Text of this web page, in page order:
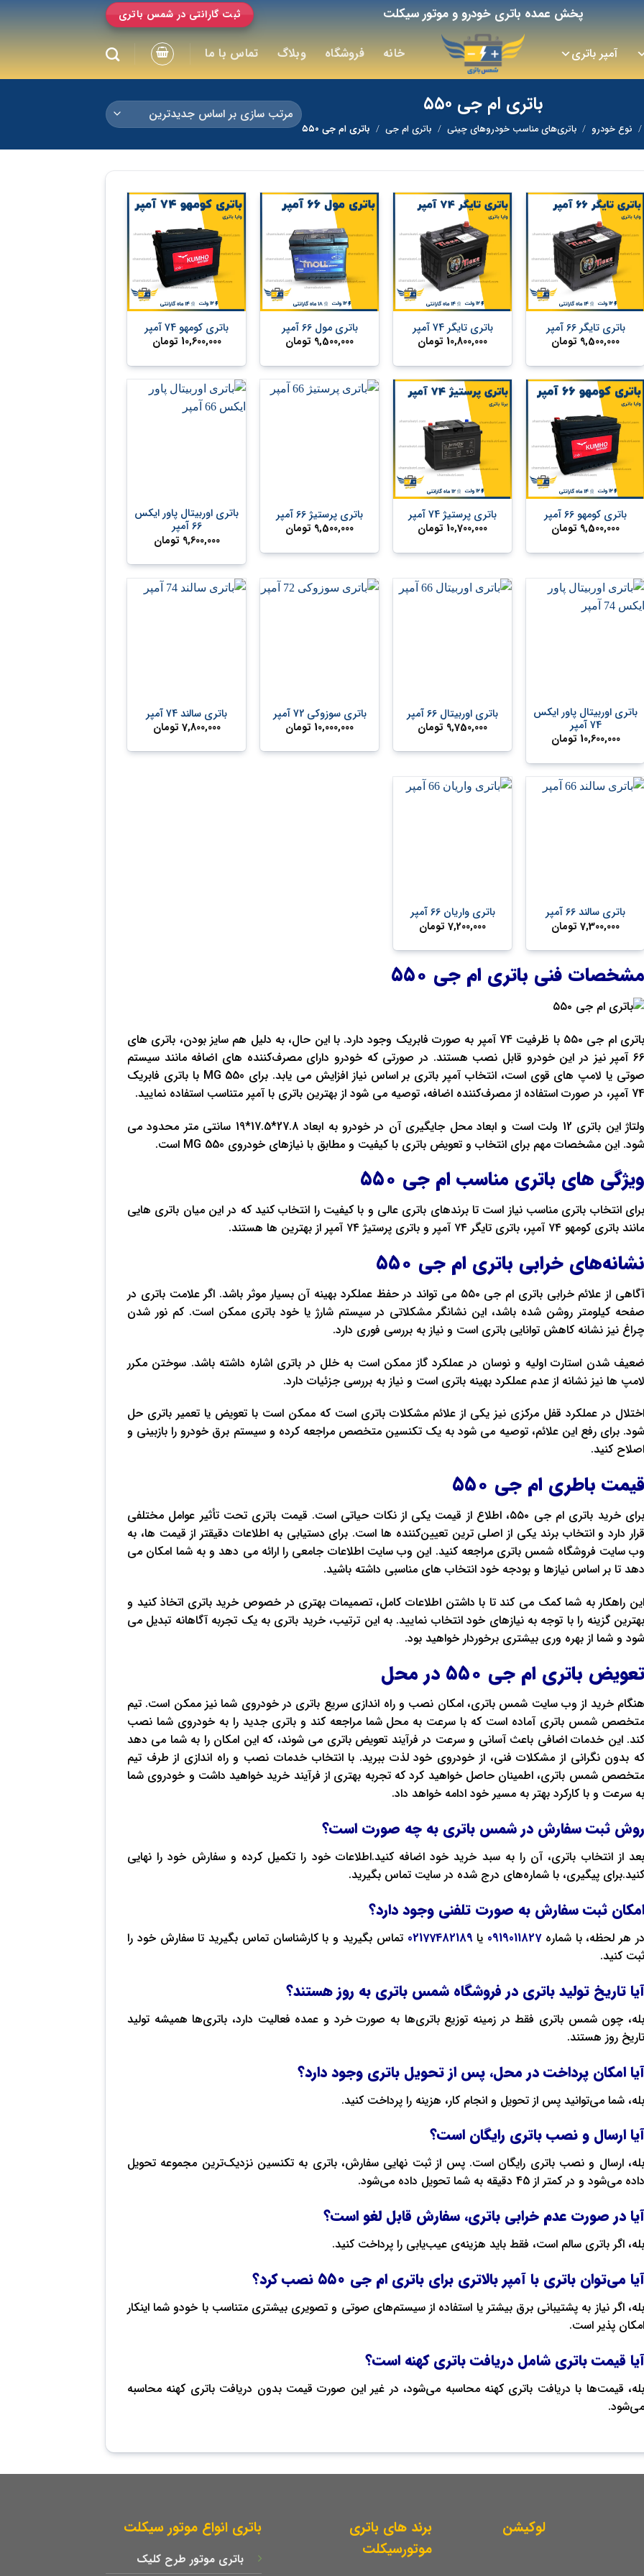
پخش عمده باتری خودرو و موتور سیکلت ثبت گارانتی در شمس باتری
آمپر باتری خانه فروشگاه وبلاگ تماس با ما
باتری ام جی ۵۵۰
/ نوع خودرو / باتری‌های مناسب خودروهای چینی / باتری ام جی / باتری ام جی ۵۵۰
+
باتری تایگر 66 آمپر
9,500,000 تومان
+
باتری تایگر 74 آمپر
10,800,000 تومان
+
باتری مول 66 آمپر
9,500,000 تومان
+
باتری کومهو 74 آمپر
10,600,000 تومان
+
باتری کومهو 66 آمپر
9,500,000 تومان
+
باتری پرستیژ 74 آمپر
10,700,000 تومان
باتری پرستیژ 66 آمپر
9,500,000 تومان
باتری اوربیتال پاور ایکس
66 آمپر
9,600,000 تومان
باتری اوربیتال پاور ایکس
74 آمپر
10,600,000 تومان
باتری اوربیتال 66 آمپر
9,750,000 تومان
باتری سوزوکی 72 آمپر
10,000,000 تومان
باتری سالند 74 آمپر
7,800,000 تومان
باتری سالند 66 آمپر
7,300,000 تومان
باتری واریان 66 آمپر
7,200,000 تومان
مشخصات فنی باتری ام جی ۵۵۰
باتری ام جی ۵۵۰ با ظرفیت 74 آمپر به صورت فابریک وجود دارد. با این حال، به دلیل هم‌ سایز بودن، باتری ‌های
66 آمپر نیز در این خودرو قابل نصب هستند. در صورتی که خودرو دارای مصرف‌کننده ‌های اضافه مانند سیستم
صوتی یا لامپ‌ های قوی است، انتخاب آمپر باتری بر اساس نیاز افزایش می‌ یابد. برای MG 550 با باتری فابریک
74 آمپر، در صورت استفاده از مصرف‌کننده اضافه، توصیه می ‌شود از بهترین باتری با آمپر متناسب استفاده نمایید.
ولتاژ این باتری 12 ولت است و ابعاد محل جایگیری آن در خودرو به ابعاد 27.8*17.5*19 سانتی‌ متر محدود می
‌شود. این مشخصات مهم برای انتخاب و تعویض باتری با کیفیت و مطابق با نیازهای خودروی MG 550 است.
ویژگی های باتری مناسب ام جی ۵۵۰
برای انتخاب باتری مناسب نیاز است تا برندهای باتری عالی و با کیفیت را انتخاب کنید که در این میان باتری هایی
مانند باتری کومهو ۷۴ آمپر، باتری تایگر ۷۴ آمپر و باتری پرستیژ ۷۴ آمپر از بهترین ها هستند.
نشانه‌های خرابی باتری ام جی ۵۵۰
آگاهی از علائم خرابی باتری ام جی ۵۵۰ می‌ تواند در حفظ عملکرد بهینه آن بسیار موثر باشد. اگر علامت باتری در
صفحه کیلومتر روشن شده باشد، این نشانگر مشکلاتی در سیستم شارژ یا خود باتری ممکن است. کم نور شدن
چراغ نیز نشانه کاهش توانایی باتری است و نیاز به بررسی فوری دارد.
ضعیف شدن استارت اولیه و نوسان در عملکرد گاز ممکن است به خلل در باتری اشاره داشته باشد. سوختن مکرر
لامپ‌ ها نیز نشانه از عدم عملکرد بهینه باتری است و نیاز به بررسی جزئیات دارد.
اختلال در عملکرد قفل مرکزی نیز یکی از علائم مشکلات باتری است که ممکن است با تعویض یا تعمیر باتری حل
شود. برای رفع این علائم، توصیه می‌ شود به یک تکنسین متخصص مراجعه کرده و سیستم برق خودرو را بازبینی و
اصلاح کنید.
قیمت باطری ام جی ۵۵۰
برای خرید باتری ام جی ۵۵۰، اطلاع از قیمت یکی از نکات حیاتی است. قیمت باتری تحت تأثیر عوامل مختلفی
قرار دارد و انتخاب برند یکی از اصلی‌ ترین تعیین‌کننده ‌ها است. برای دستیابی به اطلاعات دقیقتر از قیمت ‌ها، به
وب‌ سایت فروشگاه شمس باتری مراجعه کنید. این وب‌ سایت اطلاعات جامعی را ارائه می ‌دهد و به شما امکان می
‌دهد تا بر اساس نیازها و بودجه خود انتخاب ‌های مناسبی داشته باشید.
این راهکار به شما کمک می‌ کند تا با داشتن اطلاعات کامل، تصمیمات بهتری در خصوص خرید باتری اتخاذ کنید و
بهترین گزینه را با توجه به نیازهای خود انتخاب نمایید. به این ترتیب، خرید باتری به یک تجربه آگاهانه تبدیل می
‌شود و شما از بهره ‌وری بیشتری برخوردار خواهید بود.
تعویض باتری ام جی ۵۵۰ در محل
هنگام خرید از وب ‌سایت شمس باتری، امکان نصب و راه‌ اندازی سریع باتری در خودروی شما نیز ممکن است. تیم
متخصص شمس باتری آماده است که با سرعت به محل شما مراجعه کند و باتری جدید را به خودروی شما نصب
کند. این خدمات اضافی باعث آسانی و سرعت در فرآیند تعویض باتری می ‌شوند، که این امکان را به شما می‌ دهد
که بدون نگرانی از مشکلات فنی، از خودروی خود لذت ببرید. با انتخاب خدمات نصب و راه ‌اندازی از طرف تیم
متخصص شمس باتری، اطمینان حاصل خواهید کرد که تجربه بهتری از فرآیند خرید خواهید داشت و خودروی شما
به سرعت و با کارکرد بهتر به مسیر خود ادامه خواهد داد.
روش ثبت سفارش در شمس باتری به چه صورت است؟
بعد از انتخاب باتری، آن را به سبد خرید خود اضافه کنید.اطلاعات خود را تکمیل کرده و سفارش خود را نهایی
کنید.برای پیگیری، با شماره‌های درج شده در سایت تماس بگیرید.
امکان ثبت سفارش به صورت تلفنی وجود دارد؟
در هر لحظه، با شماره0919011827 یا02177482189 تماس بگیرید و با کارشناسان تماس بگیرید تا سفارش خود را
ثبت کنید.
آیا تاریخ تولید باتری‌ در فروشگاه شمس باتری به روز هستند؟
بله، چون شمس باتری فقط در زمینه توزیع باتری‌ها به صورت خرد و عمده فعالیت دارد، باتری‌ها همیشه تولید
تاریخ روز هستند.
آیا امکان پرداخت در محل، پس از تحویل باتری وجود دارد؟
بله، شما می‌توانید پس از تحویل و انجام کار، هزینه را پرداخت کنید.
آیا ارسال و نصب باتری رایگان است؟
بله، ارسال و نصب باتری رایگان است. پس از ثبت نهایی سفارش، باتری به تکنسین نزدیک‌ترین مجموعه تحویل
داده می‌شود و در کمتر از 45 دقیقه به شما تحویل داده می‌شود.
آیا در صورت عدم خرابی باتری، سفارش قابل لغو است؟
بله، اگر باتری سالم است، فقط باید هزینه‌ی عیب‌یابی را پرداخت کنید.
آیا می‌توان باتری با آمپر بالاتری برای باتری ام جی ۵۵۰ نصب کرد؟
بله، اگر نیاز به پشتیبانی برق بیشتر یا استفاده از سیستم‌های صوتی و تصویری بیشتری متناسب با خودو شما اینکار
امکان پذیر است.
آیا قیمت باتری شامل دریافت باتری کهنه است؟
بله، قیمت‌ها با دریافت باتری کهنه محاسبه می‌شود، در غیر این صورت قیمت بدون دریافت باتری کهنه محاسبه
می‌شود.
لوکیشن
برند های باتری
موتورسیکلت
باتری انواع موتور سیکلت
باتری موتور طرح کلیک